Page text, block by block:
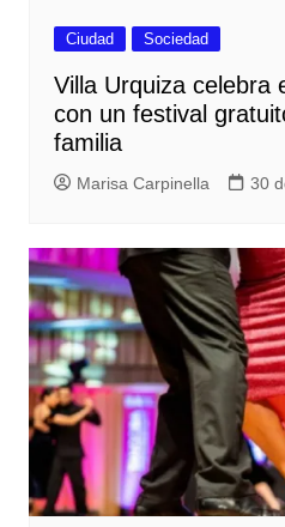
Ciudad Sociedad
Villa Urquiza celebra
con un festival
familia
Marisa Carpinella 30